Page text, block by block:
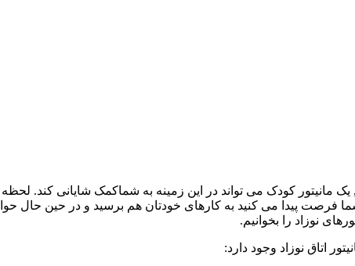
مانیتور کودک می تواند در این زمینه به شماکمک شایانی کند.
فرصت پیدا می کنید به کارهای خودتان هم برسید و در حین حال
نوزاد را بخوانیم.
اتاق نوزاد وجود دارد: